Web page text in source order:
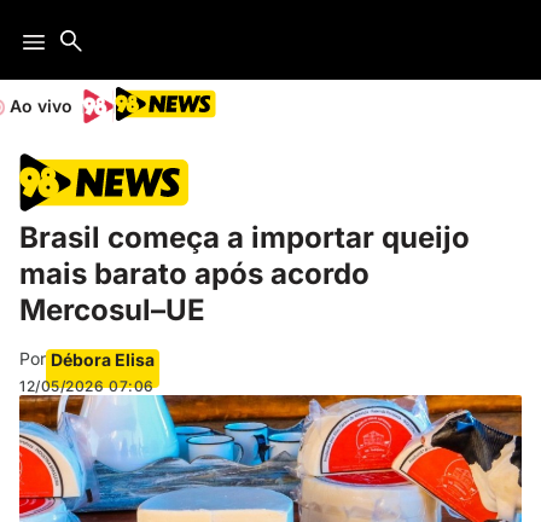
Ao vivo
Brasil começa a importar queijo
mais barato após acordo
Mercosul–UE
Por Débora Elisa
12/05/2026 07:06